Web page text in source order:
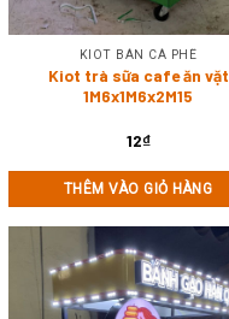
KIOT BÁN CÀ PHÊ
Kiot trà sữa cafe ăn vặt
1M6x1M6x2M15
12₫
THÊM VÀO GIỎ HÀNG